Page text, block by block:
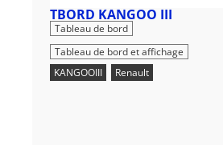
TBORD KANGOO III
Tableau de bord
Tableau de bord et affichage
KANGOOIII
Renault